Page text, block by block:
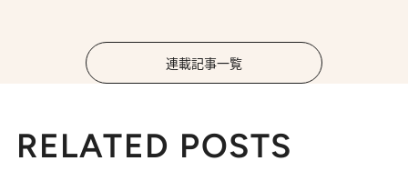
連載記事一覧
RELATED POSTS